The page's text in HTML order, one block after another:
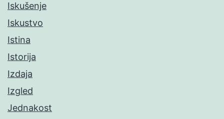
Iskušenje
Iskustvo
Istina
Istorija
Izdaja
Izgled
Jednakost